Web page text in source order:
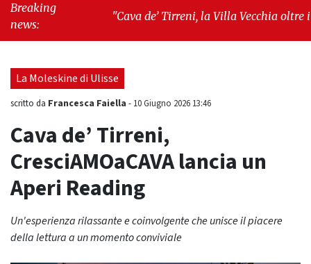
Breaking
news:
"Cava de’ Tirreni, la Villa Vecchia oltre i
seduta consiliare: “Serve chiarezza!”"
La Moleskine di Ulisse
scritto da Francesca Faiella - 10 Giugno 2026 13:46
Cava de’ Tirreni,
CresciAMOaCAVA lancia un
Aperi Reading
Un'esperienza rilassante e coinvolgente che unisce il piacere
della lettura a un momento conviviale